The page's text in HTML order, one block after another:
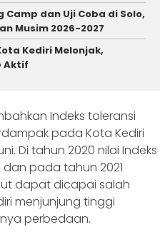
Camp dan Uji Coba di Solo,
Musim 2026-2027
Kediri Melonjak,
Aktif
Indeks toleransi
pada Kota Kediri
Di tahun 2020 nilai Indeks
dan pada tahun 2021
dapat dicapai salah
menjunjung tinggi
perbedaan.